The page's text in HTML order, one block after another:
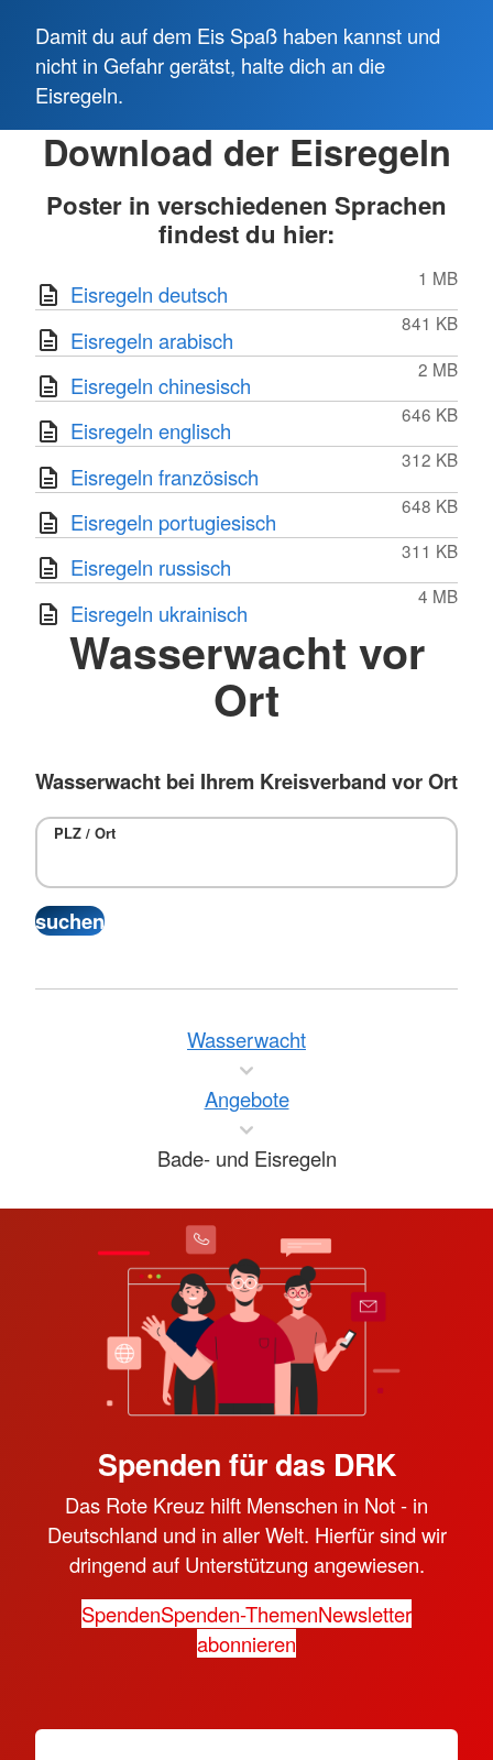
Damit du auf dem Eis Spaß haben kannst und
nicht in Gefahr gerätst, halte dich an die
Eisregeln.
Download der Eisregeln
Poster in verschiedenen Sprachen
findest du hier:
Eisregeln deutsch
1 MB
Eisregeln arabisch
841 KB
Eisregeln chinesisch
2 MB
Eisregeln englisch
646 KB
Eisregeln französisch
312 KB
Eisregeln portugiesisch
648 KB
Eisregeln russisch
311 KB
Eisregeln ukrainisch
4 MB
Wasserwacht vor
Ort
Wasserwacht bei Ihrem Kreisverband vor Ort
PLZ / Ort
Wasserwacht
Angebote
Bade- und Eisregeln
Spenden für das DRK
Das Rote Kreuz hilft Menschen in Not - in
Deutschland und in aller Welt. Hierfür sind wir
dringend auf Unterstützung angewiesen.
SpendenSpenden-ThemenNewsletter
abonnieren